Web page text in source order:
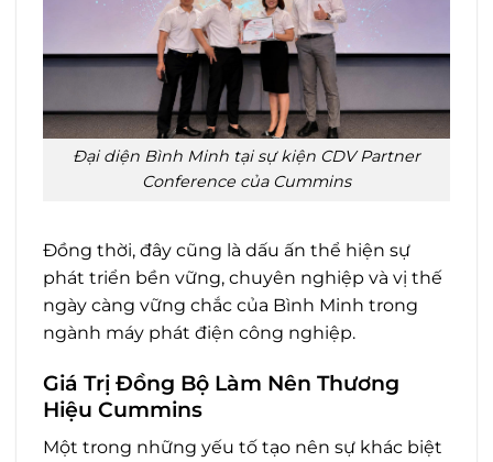
Đại diện Bình Minh tại sự kiện CDV Partner
Conference của Cummins
Đồng thời, đây cũng là dấu ấn thể hiện sự
phát triển bền vững, chuyên nghiệp và vị thế
ngày càng vững chắc của Bình Minh trong
ngành máy phát điện công nghiệp.
Giá Trị Đồng Bộ Làm Nên Thương
Hiệu Cummins
Một trong những yếu tố tạo nên sự khác biệt